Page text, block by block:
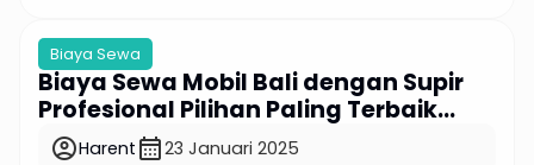
penting bagi banyak bisnis. Apakah Anda sedang
mencari solusi transportasi untuk tim lapangan,
eksekutif, atau operasional harian? Memahami
rincian biaya sewa mobil bulanan untuk
Biaya Sewa
Biaya Sewa Mobil Bali dengan Supir
Profesional Pilihan Paling Terbaik
2025!
account_circleHarent calendar_month23 Januari 2025